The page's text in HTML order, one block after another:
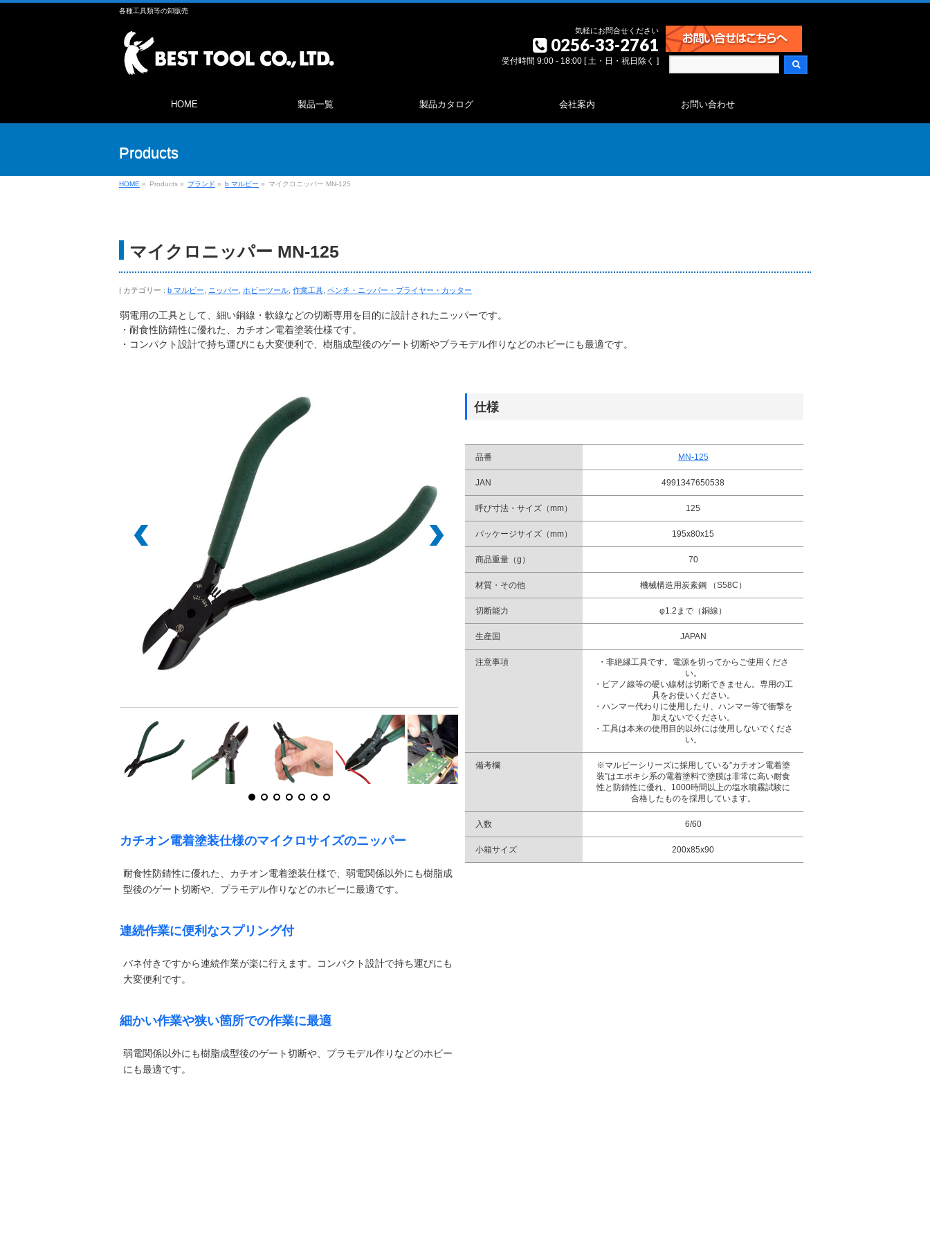
各種工具類等の卸販売
気軽にお問合せください
0256-33-2761
受付時間 9:00 - 18:00 [ 土・日・祝日除く ]
HOME 製品一覧 製品カタログ 会社案内 お問い合わせ
Products
HOME » Products » ブランド » b マルビー » マイクロニッパー MN-125
マイクロニッパー MN-125
カテゴリー : b マルビー ニッパー ホビーツール 作業工具 ペンチ・ニッパー・プライヤー・カッター
弱電用の工具として、細い銅線・軟線などの切断専用を目的に設計されたニッパーです。
・耐食性防錆性に優れた、カチオン電着塗装仕様です。
・コンパクト設計で持ち運びにも大変便利で、樹脂成型後のゲート切断やプラモデル作りなどのホビーにも最適です。
カチオン電着塗装仕様のマイクロサイズのニッパー
耐食性防錆性に優れた、カチオン電着塗装仕様で、弱電関係以外にも樹脂成
型後のゲート切断や、プラモデル作りなどのホビーに最適です。
連続作業に便利なスプリング付
バネ付きですから連続作業が楽に行えます。コンパクト設計で持ち運びにも
大変便利です。
細かい作業や狭い箇所での作業に最適
弱電関係以外にも樹脂成型後のゲート切断や、プラモデル作りなどのホビー
にも最適です。
仕様
品番 MN-125
JAN 4991347650538
呼び寸法・サイズ（mm） 125
パッケージサイズ（mm） 195x80x15
商品重量（g） 70
材質・その他 機械構造用炭素鋼 （S58C）
切断能力 φ1.2まで（銅線）
生産国 JAPAN
注意事項
・非絶縁工具です。電源を切ってからご使用くださ
い。
・ピアノ線等の硬い線材は切断できません。専用の工
具をお使いください。
・ハンマー代わりに使用したり、ハンマー等で衝撃を
加えないでください。
・工具は本来の使用目的以外には使用しないでくださ
い。
備考欄
※マルビーシリーズに採用している”カチオン電着塗
装”はエポキシ系の電着塗料で塗膜は非常に高い耐食
性と防錆性に優れ、1000時間以上の塩水噴霧試験に
合格したものを採用しています。
入数 6/60
小箱サイズ 200x85x90